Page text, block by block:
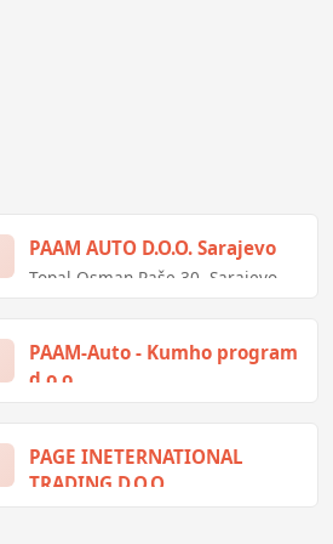
PAAM AUTO D.O.O. Sarajevo
Topal Osman Paše 30, Sarajevo,
PAAM-Auto - Kumho program
d.o.o.
PAGE INETERNATIONAL
TRADING D.O.O.